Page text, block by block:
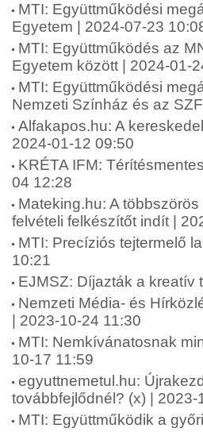
MTI: Együttműködési
Egyetem | 2024-07-23
MTI: Együttműködés az
Egyetem között | 2024-01-
MTI: Együttműködési
Nemzeti Színház és az
Alfakapos.hu: A
2024-01-12 09:50
KRÉTA IFM:
04 12:28
Mateking.hu: A
felvételi felkészítőt indít |
MTI: Precíziós tejtermelő
10:21
EJMSZ: Díjazták a kreatív
Nemzeti Média- és
| 2023-10-24 11:30
MTI: Nemkívánatosnak
10-17 11:59
egyuttnemetul.hu:
továbbfejlődnél? (x) | 2023-
MTI: Együttműködik a